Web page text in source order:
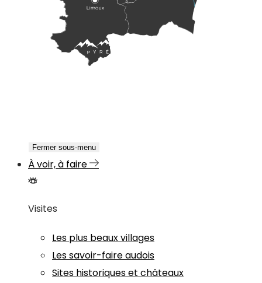
Fermer sous-menu
À voir, à faire
Visites
Les plus beaux villages
Les savoir-faire audois
Sites historiques et châteaux